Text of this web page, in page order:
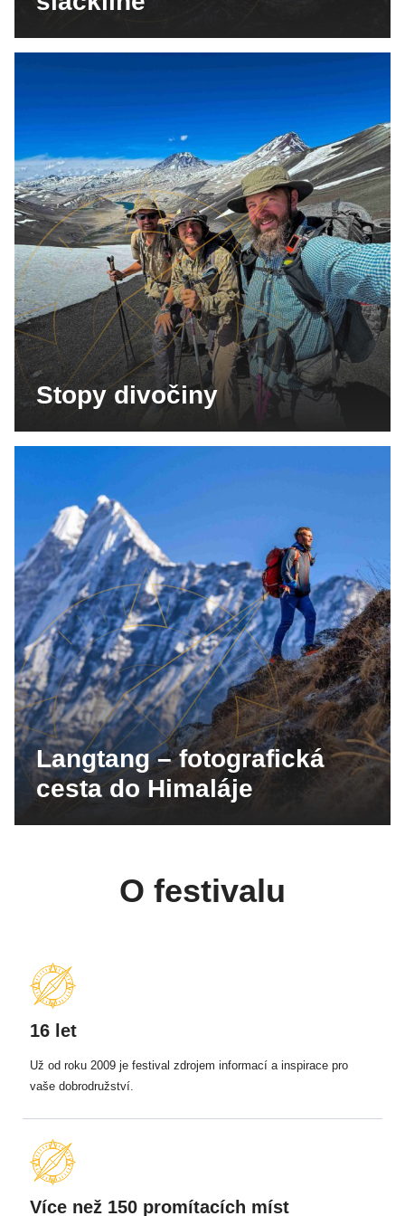
Stopy divočiny
Langtang – fotografická
cesta do Himaláje
O festivalu
16 let
Už od roku 2009 je festival zdrojem informací a inspirace pro
vaše dobrodružství.
Více než 150 promítacích míst